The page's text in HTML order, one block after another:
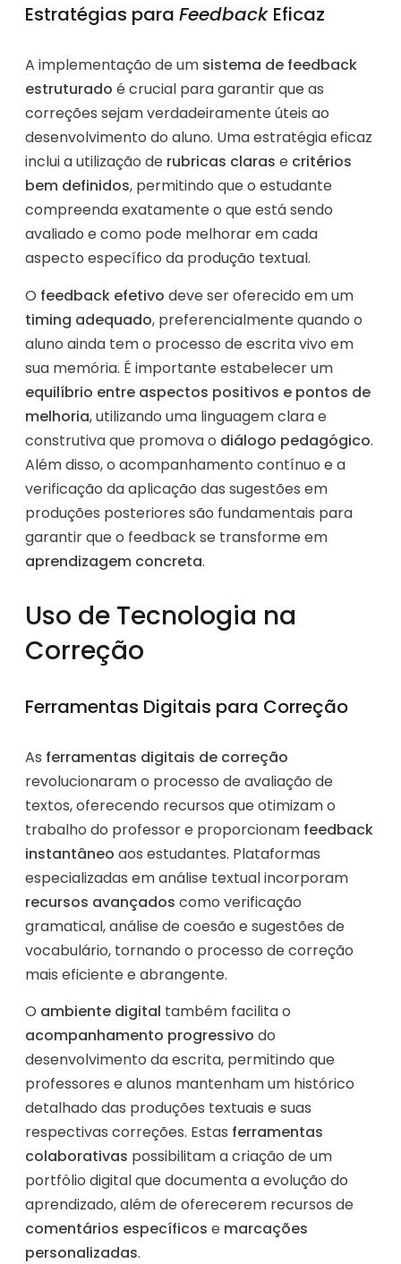
Estratégias para Feedback Eficaz
A implementação de um sistema de feedback
estruturado é crucial para garantir que as
correções sejam verdadeiramente úteis ao
desenvolvimento do aluno. Uma estratégia eficaz
inclui a utilização de rubricas claras e critérios
bem definidos, permitindo que o estudante
compreenda exatamente o que está sendo
avaliado e como pode melhorar em cada
aspecto específico da produção textual.
O feedback efetivo deve ser oferecido em um
timing adequado, preferencialmente quando o
aluno ainda tem o processo de escrita vivo em
sua memória. É importante estabelecer um
equilíbrio entre aspectos positivos e pontos de
melhoria, utilizando uma linguagem clara e
construtiva que promova o diálogo pedagógico.
Além disso, o acompanhamento contínuo e a
verificação da aplicação das sugestões em
produções posteriores são fundamentais para
garantir que o feedback se transforme em
aprendizagem concreta.
Uso de Tecnologia na
Correção
Ferramentas Digitais para Correção
As ferramentas digitais de correção
revolucionaram o processo de avaliação de
textos, oferecendo recursos que otimizam o
trabalho do professor e proporcionam feedback
instantâneo aos estudantes. Plataformas
especializadas em análise textual incorporam
recursos avançados como verificação
gramatical, análise de coesão e sugestões de
vocabulário, tornando o processo de correção
mais eficiente e abrangente.
O ambiente digital também facilita o
acompanhamento progressivo do
desenvolvimento da escrita, permitindo que
professores e alunos mantenham um histórico
detalhado das produções textuais e suas
respectivas correções. Estas ferramentas
colaborativas possibilitam a criação de um
portfólio digital que documenta a evolução do
aprendizado, além de oferecerem recursos de
comentários específicos e marcações
personalizadas.